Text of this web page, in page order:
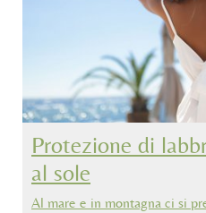
Protezione di
al sole
Al mare e in montagna ci si